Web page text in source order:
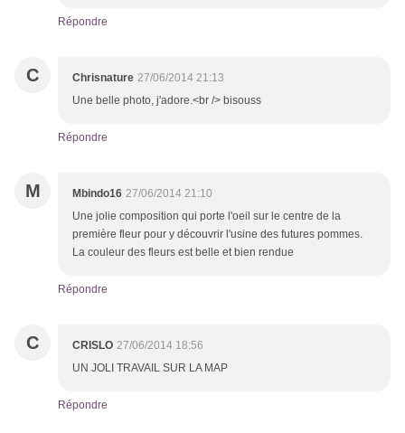
Répondre
C Chrisnature 27/06/2014 21:13
Une belle photo, j'adore.<br /> bisouss
Répondre
M Mbindo16 27/06/2014 21:10
Une jolie composition qui porte l'oeil sur le centre de la
première fleur pour y découvrir l'usine des futures pommes.
La couleur des fleurs est belle et bien rendue
Répondre
C CRISLO 27/06/2014 18:56
UN JOLI TRAVAIL SUR LA MAP
Répondre